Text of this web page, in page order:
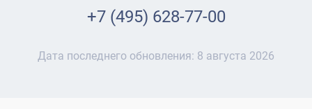
+7 (495) 628-77-00
Дата последнего обновления: 8 августа 2026